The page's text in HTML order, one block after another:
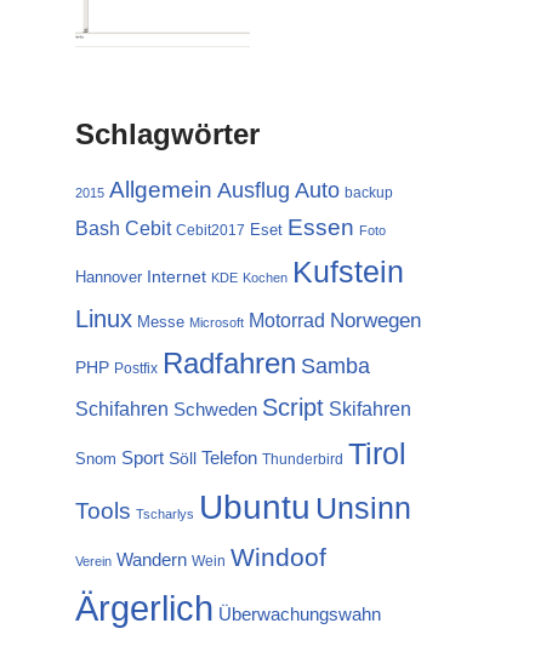
Schlagwörter
2015 Allgemein Ausflug Auto backup
Bash Cebit Cebit2017 Eset Essen Foto
Hannover Internet KDE Kochen Kufstein
Linux Messe Microsoft Motorrad Norwegen
PHP Postfix Radfahren Samba
Schifahren Schweden Script Skifahren
Snom Sport Söll Telefon Thunderbird Tirol
Tools Tscharlys Ubuntu Unsinn
Verein Wandern Wein Windoof
Ärgerlich Überwachungswahn